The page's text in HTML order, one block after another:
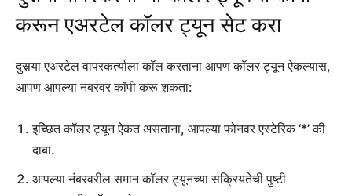
करून एअरटेल कॉलर ट्यून सेट करा
दुसर्‍या एअरटेल वापरकर्त्याला कॉल करताना आपण कॉलर ट्यून ऐकल्यास,
आपण आपल्या नंबरवर कॉपी करू शकता:
इच्छित कॉलर ट्यून ऐकत असताना, आपल्या फोनवर एस्टेरिक ‘*’ की
दाबा.
आपल्या नंबरवरील समान कॉलर ट्यूनच्या सक्रियतेची पुष्टी